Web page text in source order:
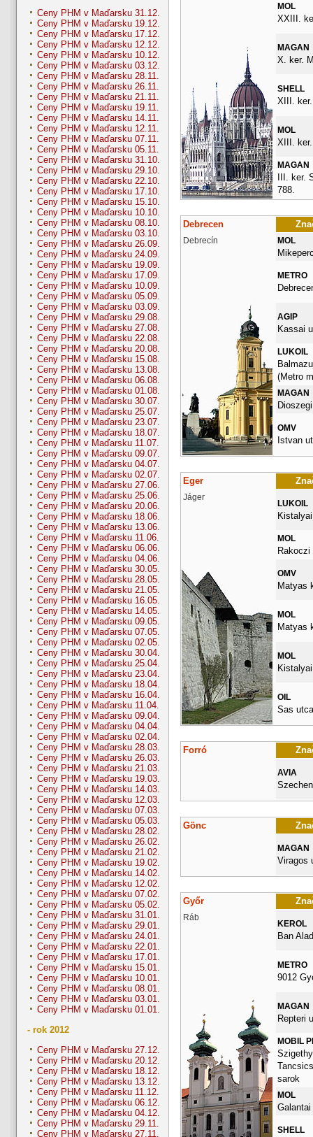
Ceny PHM v Maďarsku 31.12.
Ceny PHM v Maďarsku 19.12.
Ceny PHM v Maďarsku 17.12.
Ceny PHM v Maďarsku 12.12.
Ceny PHM v Maďarsku 10.12.
Ceny PHM v Maďarsku 03.12.
Ceny PHM v Maďarsku 28.11.
Ceny PHM v Maďarsku 26.11.
Ceny PHM v Maďarsku 21.11.
Ceny PHM v Maďarsku 19.11.
Ceny PHM v Maďarsku 14.11.
Ceny PHM v Maďarsku 12.11.
Ceny PHM v Maďarsku 07.11.
Ceny PHM v Maďarsku 05.11.
Ceny PHM v Maďarsku 31.10.
Ceny PHM v Maďarsku 29.10.
Ceny PHM v Maďarsku 22.10.
Ceny PHM v Maďarsku 17.10.
Ceny PHM v Maďarsku 15.10.
Ceny PHM v Maďarsku 10.10.
Ceny PHM v Maďarsku 08.10.
Ceny PHM v Maďarsku 03.10.
Ceny PHM v Maďarsku 26.09.
Ceny PHM v Maďarsku 24.09.
Ceny PHM v Maďarsku 19.09.
Ceny PHM v Maďarsku 17.09.
Ceny PHM v Maďarsku 10.09.
Ceny PHM v Maďarsku 05.09.
Ceny PHM v Maďarsku 03.09.
Ceny PHM v Maďarsku 29.08.
Ceny PHM v Maďarsku 27.08.
Ceny PHM v Maďarsku 22.08.
Ceny PHM v Maďarsku 20.08.
Ceny PHM v Maďarsku 15.08.
Ceny PHM v Maďarsku 13.08.
Ceny PHM v Maďarsku 06.08.
Ceny PHM v Maďarsku 01.08.
Ceny PHM v Maďarsku 30.07.
Ceny PHM v Maďarsku 25.07.
Ceny PHM v Maďarsku 23.07.
Ceny PHM v Maďarsku 18.07.
Ceny PHM v Maďarsku 11.07.
Ceny PHM v Maďarsku 09.07.
Ceny PHM v Maďarsku 04.07.
Ceny PHM v Maďarsku 02.07.
Ceny PHM v Maďarsku 27.06.
Ceny PHM v Maďarsku 25.06.
Ceny PHM v Maďarsku 20.06.
Ceny PHM v Maďarsku 18.06.
Ceny PHM v Maďarsku 13.06.
Ceny PHM v Maďarsku 11.06.
Ceny PHM v Maďarsku 06.06.
Ceny PHM v Maďarsku 04.06.
Ceny PHM v Maďarsku 30.05.
Ceny PHM v Maďarsku 28.05.
Ceny PHM v Maďarsku 21.05.
Ceny PHM v Maďarsku 16.05.
Ceny PHM v Maďarsku 14.05.
Ceny PHM v Maďarsku 09.05.
Ceny PHM v Maďarsku 07.05.
Ceny PHM v Maďarsku 02.05.
Ceny PHM v Maďarsku 30.04.
Ceny PHM v Maďarsku 25.04.
Ceny PHM v Maďarsku 23.04.
Ceny PHM v Maďarsku 18.04.
Ceny PHM v Maďarsku 16.04.
Ceny PHM v Maďarsku 11.04.
Ceny PHM v Maďarsku 09.04.
Ceny PHM v Maďarsku 04.04.
Ceny PHM v Maďarsku 02.04.
Ceny PHM v Maďarsku 28.03.
Ceny PHM v Maďarsku 26.03.
Ceny PHM v Maďarsku 21.03.
Ceny PHM v Maďarsku 19.03.
Ceny PHM v Maďarsku 14.03.
Ceny PHM v Maďarsku 12.03.
Ceny PHM v Maďarsku 07.03.
Ceny PHM v Maďarsku 05.03.
Ceny PHM v Maďarsku 28.02.
Ceny PHM v Maďarsku 26.02.
Ceny PHM v Maďarsku 21.02.
Ceny PHM v Maďarsku 19.02.
Ceny PHM v Maďarsku 14.02.
Ceny PHM v Maďarsku 12.02.
Ceny PHM v Maďarsku 07.02.
Ceny PHM v Maďarsku 05.02.
Ceny PHM v Maďarsku 31.01.
Ceny PHM v Maďarsku 29.01.
Ceny PHM v Maďarsku 24.01.
Ceny PHM v Maďarsku 22.01.
Ceny PHM v Maďarsku 17.01.
Ceny PHM v Maďarsku 15.01.
Ceny PHM v Maďarsku 10.01.
Ceny PHM v Maďarsku 08.01.
Ceny PHM v Maďarsku 03.01.
Ceny PHM v Maďarsku 01.01.
- rok 2012
Ceny PHM v Maďarsku 27.12.
Ceny PHM v Maďarsku 20.12.
Ceny PHM v Maďarsku 18.12.
Ceny PHM v Maďarsku 13.12.
Ceny PHM v Maďarsku 11.12.
Ceny PHM v Maďarsku 06.12.
Ceny PHM v Maďarsku 04.12.
Ceny PHM v Maďarsku 29.11.
Ceny PHM v Maďarsku 27.11.
MOL
XXIII.
MAGAN
X. ker.
SHELL
XIII.
MOL
XIII.
MAGAN
III. ker.
788.
Debrecen
Debrecín MOL
METRO
AGIP
Kassai
LUKOIL
(Metro
MAGAN
OMV
Istvan
Eger
Jáger
LUKOIL
MOL
Rakoczi
OMV
Matyas
MOL
Matyas
MOL
OIL
Sas
Forró
AVIA
Gönc
MAGAN
Viragos
Győr
Ráb
KEROL
Ban
METRO
9012
MAGAN
Repteri
MOBIL
sarok
MOL
Galantai
SHELL